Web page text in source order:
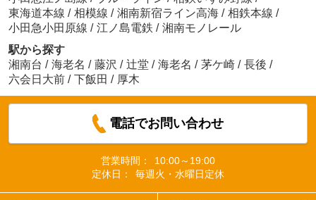
東海道本線 / 相模線 / 湘南新宿ライン高海 / 相鉄本線 /
小田急小田原線 / 江ノ島電鉄 / 湘南モノレール
駅から探す
湘南台 / 海老名 / 藤沢 / 辻堂 / 海老名 / 茅ケ崎 / 長後 /
六会日大前 / 下飯田 / 厚木
電話でお問い合わせ
営業時間：
10:00～19:00
定休日：
毎週火・水曜日定休